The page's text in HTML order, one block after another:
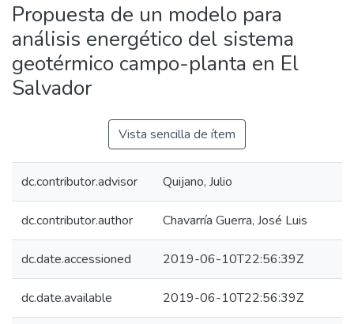
Propuesta de un modelo para
análisis energético del sistema
geotérmico campo-planta en El
Salvador
Vista sencilla de ítem
dc.contributor.advisor Quijano, Julio
dc.contributor.author Chavarría Guerra, José Luis
dc.date.accessioned 2019-06-10T22:56:39Z
dc.date.available 2019-06-10T22:56:39Z